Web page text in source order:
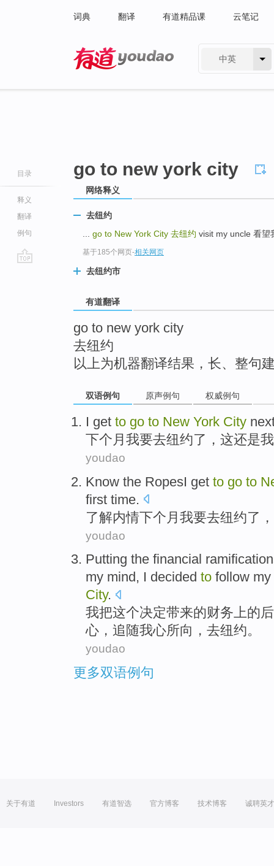
词典 翻译 有道精品课 云笔记
中英
目录
释义
翻译
例句
go to new york city
网络释义
去纽约
go to New York City 去纽约 visit my uncle 看望
基于185个网页-相关网页
去纽约市
有道翻译
go to new york city
去纽约
以上为机器翻译结果，长、整句
双语例句 原声例句 权威例句
I get to go to New York City
下个 月 我要去纽约了， 这还是我
youdao
Know the RopesI get to go to
first time.
了解内情下个 月 我要去纽约了 ，
youdao
Putting the financial
my mind, I decided to follow
City.
我把这个决定带来的财务上的
心 ， 追随我心所向， 去纽约。
youdao
更多双语例句
关于有道 Investors 有道智选 官方博客 技术博客 诚聘英才